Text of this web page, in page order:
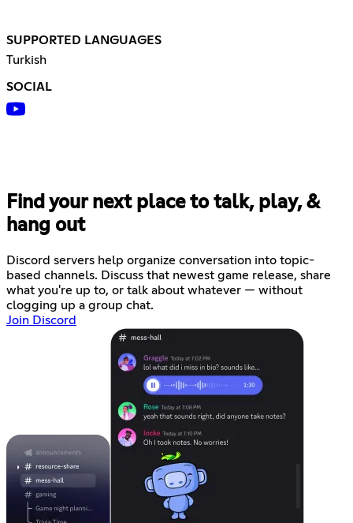
SUPPORTED LANGUAGES
Turkish
SOCIAL
Find your next place to talk, play, &
hang out
Discord servers help organize conversation into topic-
based channels. Discuss that newest game release, share
what you're up to, or talk about whatever — without
clogging up a group chat.
Join Discord